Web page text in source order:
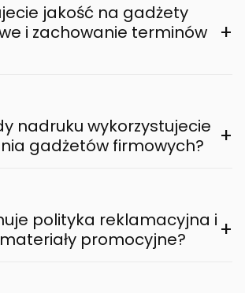
jakość na gadżety
i zachowanie terminów
+
nadruku wykorzystujecie
gadżetów firmowych?
+
polityka reklamacyjna i
promocyjne?
+